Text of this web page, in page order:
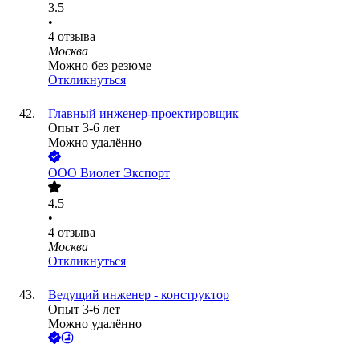
3.5
•
4 отзыва
Москва
Можно без резюме
Откликнуться
Главный инженер-проектировщик
Опыт 3-6 лет
Можно удалённо
ООО Виолет Экспорт
4.5
•
4 отзыва
Москва
Откликнуться
Ведущий инженер - конструктор
Опыт 3-6 лет
Можно удалённо